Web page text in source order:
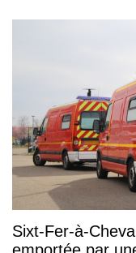
Sixt-Fer-à-